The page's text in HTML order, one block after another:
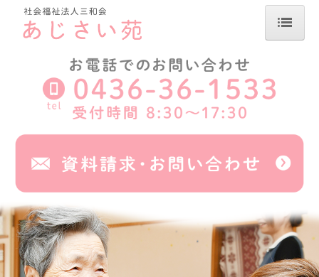
施設概要
特別養護老人ホーム
ショートステイ
居宅介護支援
求人情報